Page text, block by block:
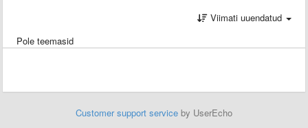
Viimati uuendatud
Pole teemasid
Customer support service by UserEcho